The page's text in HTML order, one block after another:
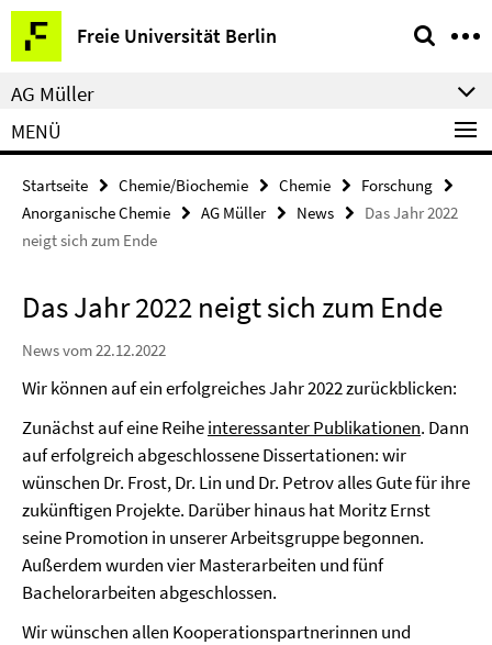
Springe
direkt
zu
Inhalt
Freie Universität Berlin
Service-
Navigation
AG Müller
MENÜ
Startseite Chemie/Biochemie Chemie
Forschung
Anorganische Chemie
AG Müller News
Das Jahr 2022
neigt sich zum Ende
Das Jahr 2022 neigt sich zum Ende
News vom 22.12.2022
Wir können auf ein erfolgreiches Jahr 2022 zurückblicken:
Zunächst auf eine Reiheinteressanter Publikationen. Dann
auf erfolgreich abgeschlossene Dissertationen: wir
wünschen Dr. Frost, Dr. Lin und Dr. Petrov alles Gute für ihre
zukünftigen Projekte. Darüber hinaus hat Moritz Ernst
seine Promotion in unserer Arbeitsgruppe begonnen.
Außerdem wurden vier Masterarbeiten und fünf
Bachelorarbeiten abgeschlossen.
Wir wünschen allen Kooperationspartnerinnen und